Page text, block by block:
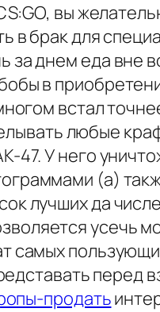
вы
в брак для
днем еда вне
в
встал
любые
47. У него
(а)
лучших да
усечь
самых
перед
продать